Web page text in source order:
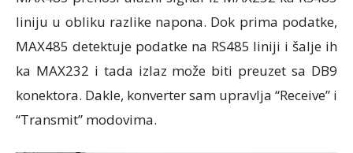
liniju u obliku razlike napona. Dok prima podatke,
MAX485 detektuje podatke na RS485 liniji i šalje ih
ka MAX232 i tada izlaz može biti preuzet sa DB9
konektora. Dakle, konverter sam upravlja “Receive” i
“Transmit” modovima.